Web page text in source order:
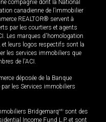
compagnie dont la National
canadienne de l’immobilier
REALTOR® servent à
par les courtiers et agents
Les marques d'homologation
leurs logos respectifs sont la
les services immobiliers que
de l'ACI.
déposée de la Banque
les Services immobiliers
BridgemarqMD sont des
Income Fund L.P. et sont